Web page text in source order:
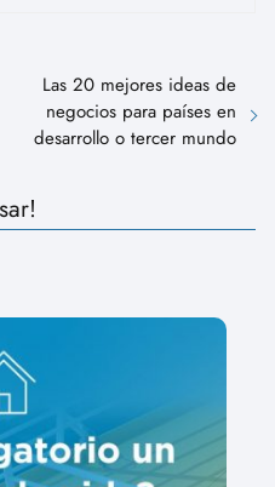
Las 20 mejores ideas de
negocios para países en
desarrollo o tercer mundo